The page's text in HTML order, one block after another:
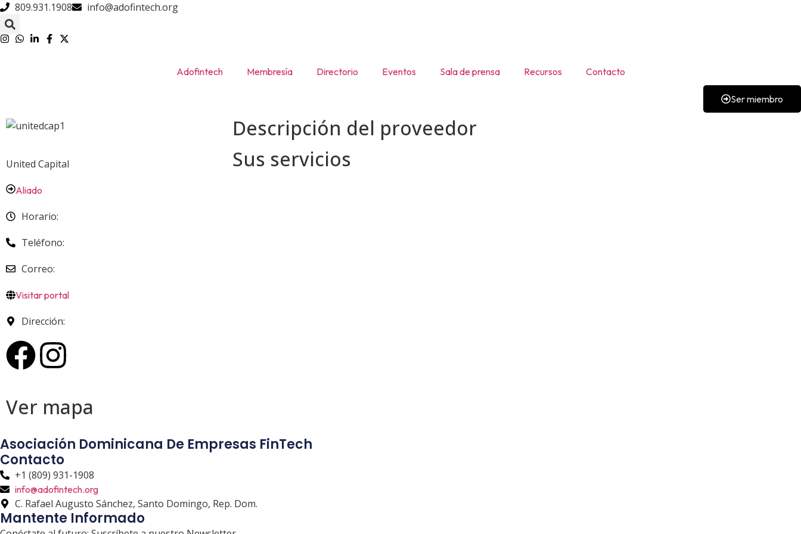
809.931.1908 info@adofintech.org
Adofintech Membresía Directorio Eventos Sala de prensa Recursos Contacto
Ser miembro
United Capital
Aliado
Horario:
Teléfono:
Correo:
Visitar portal
Dirección:
Ver mapa
Descripción del proveedor
Sus servicios
Asociación Dominicana De Empresas FinTech
Contacto
+1 (809) 931-1908
info@adofintech.org
C. Rafael Augusto Sánchez, Santo Domingo, Rep. Dom.
Mantente Informado